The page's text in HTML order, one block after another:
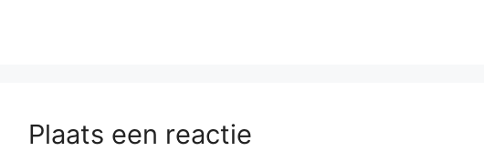
Plaats een reactie